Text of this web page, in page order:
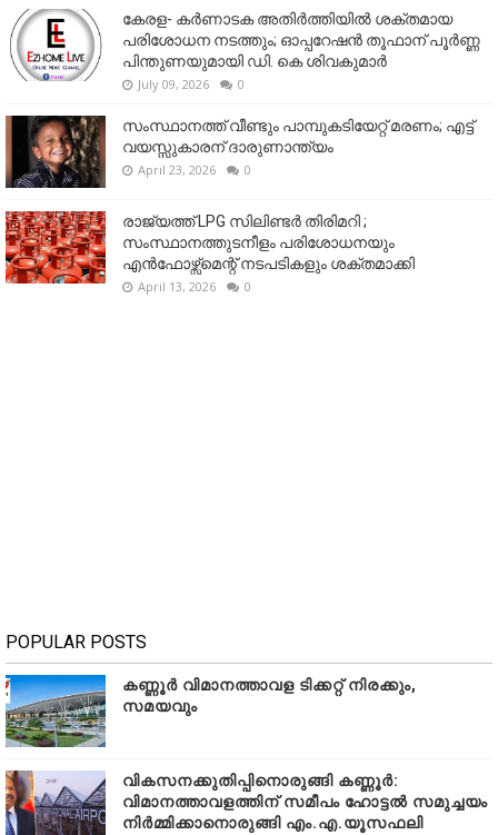
കേരള- കർണാടക അതിർത്തിയിൽ ശക്തമായ
പരിശോധന നടത്തും; ഓപ്പറേഷൻ തൂഫാന് പൂർണ്ണ
പിന്തുണയുമായി ഡി. കെ ശിവകുമാർ
July 09, 2026 0
സംസ്ഥാനത്ത് വീണ്ടും പാമ്പുകടിയേറ്റ് മരണം; എട്ട്
വയസ്സുകാരന് ദാരുണാന്ത്യം
April 23, 2026 0
രാജ്യത്ത് LPG സിലിണ്ടർ തിരിമറി ;
സംസ്ഥാനത്തുടനീളം പരിശോധനയും
എൻഫോഴ്സ്മെന്റ് നടപടികളും ശക്തമാക്കി
April 13, 2026 0
POPULAR POSTS
കണ്ണൂർ വിമാനത്താവള ടിക്കറ്റ് നിരക്കും,
സമയവും
വികസനക്കുതിപ്പിനൊരുങ്ങി കണ്ണൂർ:
വിമാനത്താവളത്തിന് സമീപം ഹോട്ടൽ സമുച്ചയം
നിർമ്മിക്കാനൊരുങ്ങി എം.എ.യൂസഫലി